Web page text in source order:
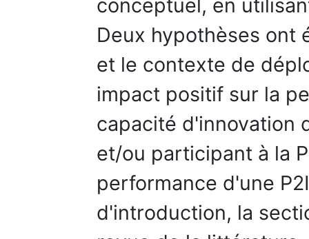
conceptuel, en
Deux hypothèses ont
et le contexte de
impact positif sur la
capacité d'innovation
et/ou participant à la
performance d'une
d'introduction, la